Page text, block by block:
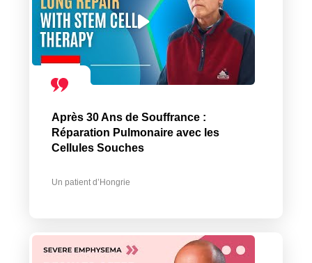
Après 30 Ans de Souffrance :
Réparation Pulmonaire avec les
Cellules Souches
Un patient d’Hongrie